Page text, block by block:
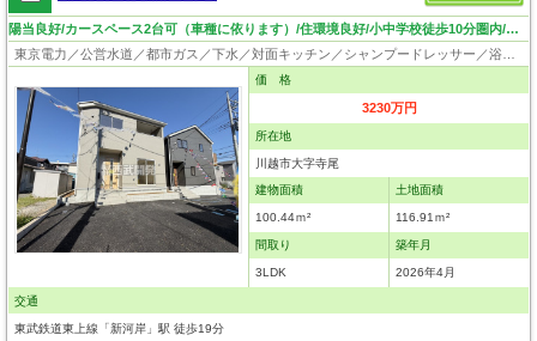
陽当良好/カースペース2台可（車種に依ります）/住環境良好/小中学校徒歩10分圏内/収納豊富
価 格
3230万円
所在地
川越市大字寺尾
建物面積
100.44ｍ²
土地面積
116.91ｍ²
間取り
3LDK
築年月
2026年4月
交通
東武鉄道東上線「新河岸」駅 徒歩19分